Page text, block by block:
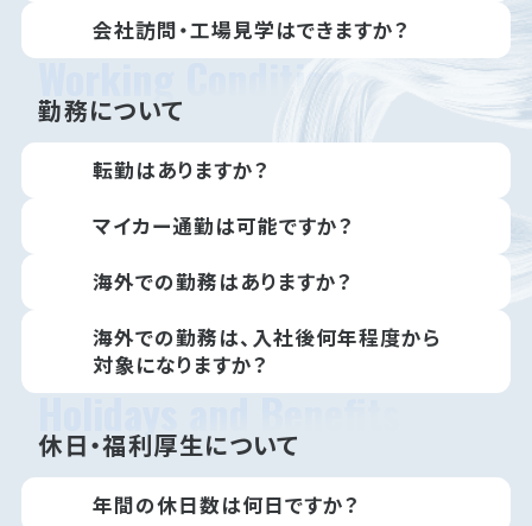
会社訪問・工場見学はできますか？
Working Conditions
勤務について
転勤はありますか？
マイカー通勤は可能ですか？
海外での勤務はありますか？
海外での勤務は、入社後何年程度から
対象になりますか？
Holidays and Benefits
休日・福利厚生について
年間の休日数は何日ですか？